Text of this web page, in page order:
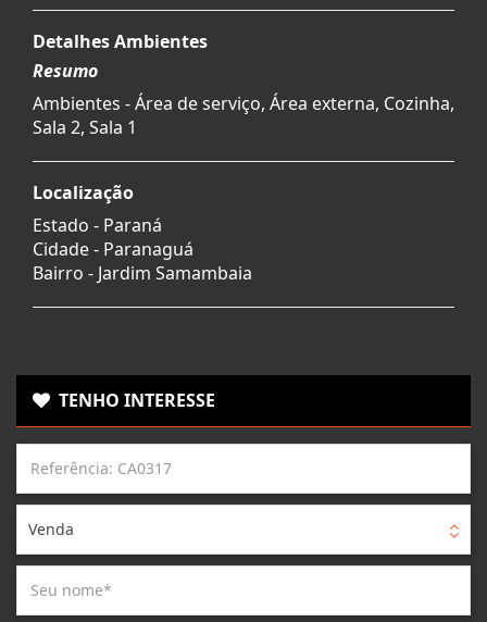
Detalhes Ambientes
Resumo
Ambientes - Área de serviço, Área externa, Cozinha,
Sala 2, Sala 1
Localização
Estado - Paraná
Cidade - Paranaguá
Bairro - Jardim Samambaia
TENHO INTERESSE
Venda